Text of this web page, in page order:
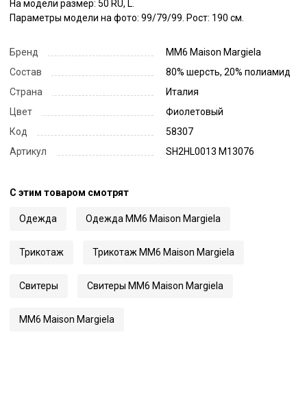
На модели размер: 50 RU, L.
Параметры модели на фото: 99/79/99. Рост: 190 см.
Бренд
MM6 Maison Margiela
Состав
80% шерсть, 20% полиамид
Страна
Италия
Цвет
Фиолетовый
Код
58307
Артикул
SH2HL0013 M13076
С этим товаром смотрят
Одежда Одежда MM6 Maison Margiela
Трикотаж Трикотаж MM6 Maison Margiela
Свитеры Свитеры MM6 Maison Margiela
MM6 Maison Margiela